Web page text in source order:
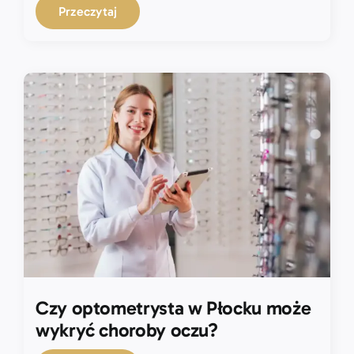
Przeczytaj
Czy optometrysta w Płocku może
wykryć choroby oczu?